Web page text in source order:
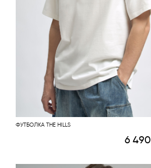
ФУТБОЛКА THE HILLS
6 490